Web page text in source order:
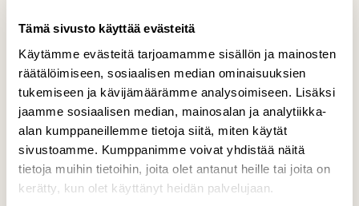
Tämä sivusto käyttää evästeitä
Käytämme evästeitä tarjoamamme sisällön ja mainosten
räätälöimiseen, sosiaalisen median ominaisuuksien
tukemiseen ja kävijämäärämme analysoimiseen. Lisäksi
jaamme sosiaalisen median, mainosalan ja analytiikka-
alan kumppaneillemme tietoja siitä, miten käytät
sivustoamme. Kumppanimme voivat yhdistää näitä
tietoja muihin tietoihin, joita olet antanut heille tai joita on
kerätty, kun olet käyttänyt heidän palvelujaan.
Esikot
Kevät etenee Savossakin. Tosin hitaasti.
Valokuvaaja: Kaarlo Asikainen, Iisalmi 3.5.2023